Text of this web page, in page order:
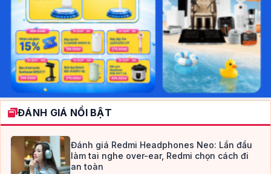
ĐÁNH GIÁ NỔI BẬT
Đánh giá Redmi Headphones Neo: Lần đầu
làm tai nghe over-ear, Redmi chọn cách đi
an toàn